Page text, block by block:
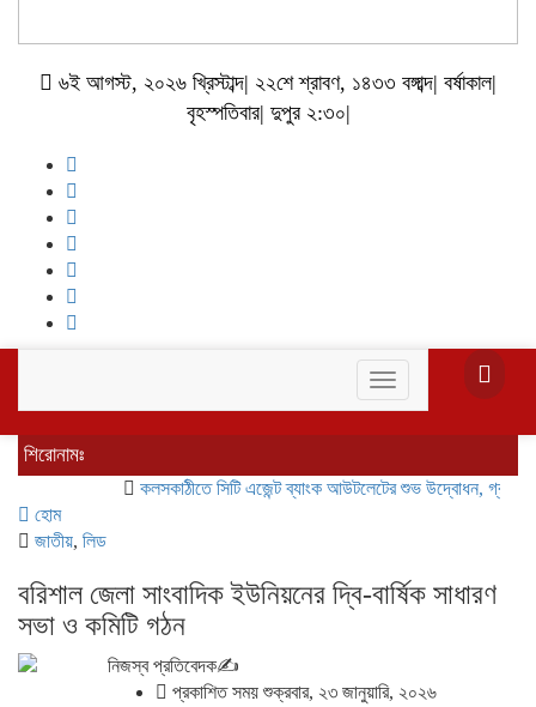
৬ই আগস্ট, ২০২৬ খ্রিস্টাব্দ| ২২শে শ্রাবণ, ১৪৩৩ বঙ্গাব্দ| বর্ষাকাল|
বৃহস্পতিবার| দুপুর ২:৩০|
Toggle
navigation
শিরোনামঃ
কলসকাঠীতে সিটি এজেন্ট ব্যাংক আউটলেটের শুভ উদ্বোধন, গ্রাহকদের
হোম
জাতীয়, লিড
বরিশাল জেলা সাংবাদিক ইউনিয়নের দ্বি-বার্ষিক সাধারণ
সভা ও কমিটি গঠন
নিজস্ব প্রতিবেদক✍️
প্রকাশিত সময় শুক্রবার, ২৩ জানুয়ারি, ২০২৬